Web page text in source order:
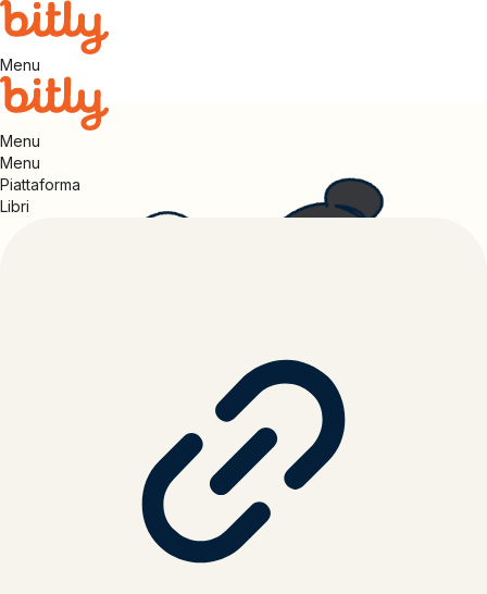
Menu
Menu
Menu
Piattaforma
Libri